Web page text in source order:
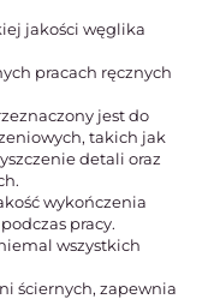
jakości węglika
pracach ręcznych
jest do
takich jak
detali oraz
wykończenia
pracy.
wszystkich
ściernych, zapewnia